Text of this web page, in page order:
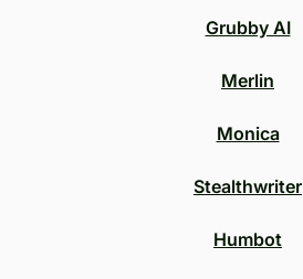
Grubby AI
Merlin
Monica
Stealthwriter
Humbot